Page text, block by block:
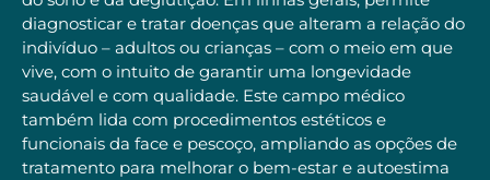
diagnosticar e tratar doenças que alteram a relação do
indivíduo – adultos ou crianças – com o meio em que
vive, com o intuito de garantir uma longevidade
saudável e com qualidade. Este campo médico
também lida com procedimentos estéticos e
funcionais da face e pescoço, ampliando as opções de
tratamento para melhorar o bem-estar e autoestima